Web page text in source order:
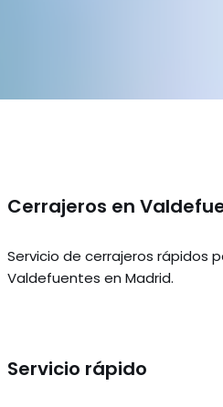
Cerrajeros en
Servicio de cerrajeros rápidos
Valdefuentes en Madrid.
Servicio rápido